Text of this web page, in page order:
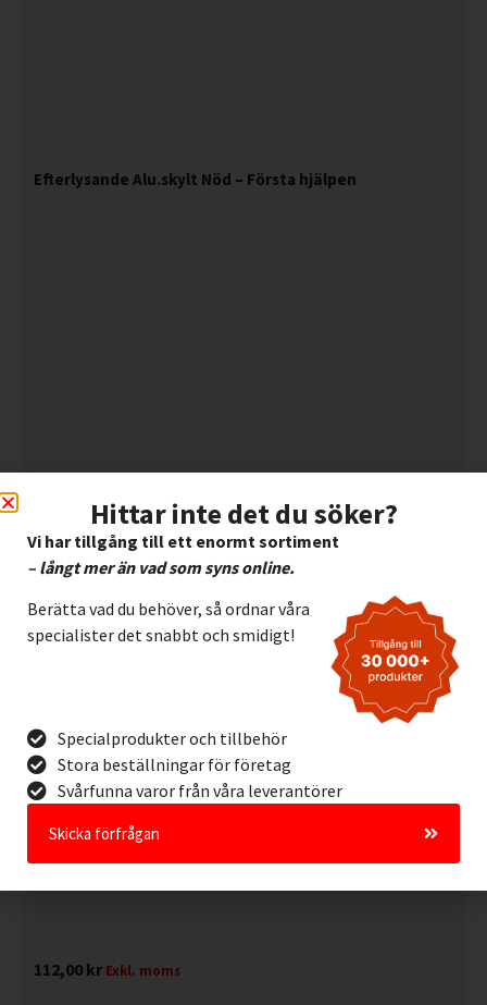
Efterlysande Alu.skylt Nöd – Första hjälpen
112,00 kr Exkl. moms
Hittar inte det du söker?
Vi har tillgång till ett enormt sortiment
– långt mer än vad som syns online.
Berätta vad du behöver, så ordnar våra
specialister det snabbt och smidigt!
Specialprodukter och tillbehör
Stora beställningar för företag
Svårfunna varor från våra leverantörer
Skicka förfrågan